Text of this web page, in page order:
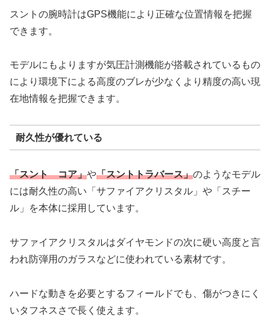
スントの腕時計はGPS機能により正確な位置情報を把握
できます。
モデルにもよりますが気圧計測機能が搭載されているもの
により環境下による高度のブレが少なくより精度の高い現
在地情報を把握できます。
耐久性が優れている
「スント コア」や「スントトラバース」のようなモデル
には耐久性の高い「サファイアクリスタル」や「スチー
ル」を本体に採用しています。
サファイアクリスタルはダイヤモンドの次に硬い高度と言
われ防弾用のガラスなどに使われている素材です。
ハードな動きを必要とするフィールドでも、傷がつきにく
いタフネスさで長く使えます。